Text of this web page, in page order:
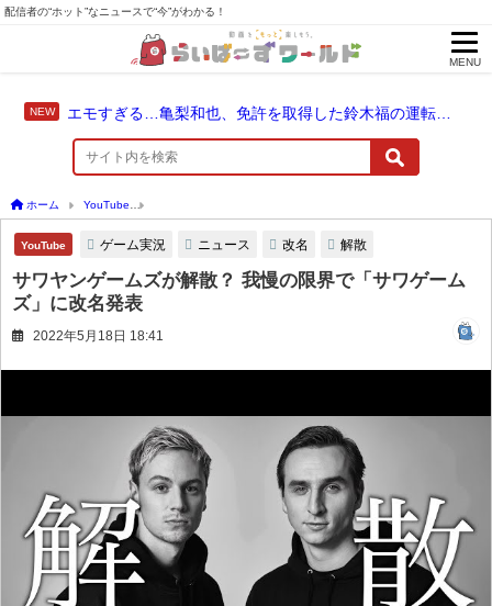
配信者の“ホット”なニュースで“今”がわかる！
MENU
エモすぎる…亀梨和也、免許を取得した鈴木福の運転でドライブ！
ホーム YouTube
YouTube ゲーム実況 ニュース 改名 解散
サワヤンゲームズが解散？ 我慢の限界で「サワゲーム
ズ」に改名発表
2022年5月18日 18:41